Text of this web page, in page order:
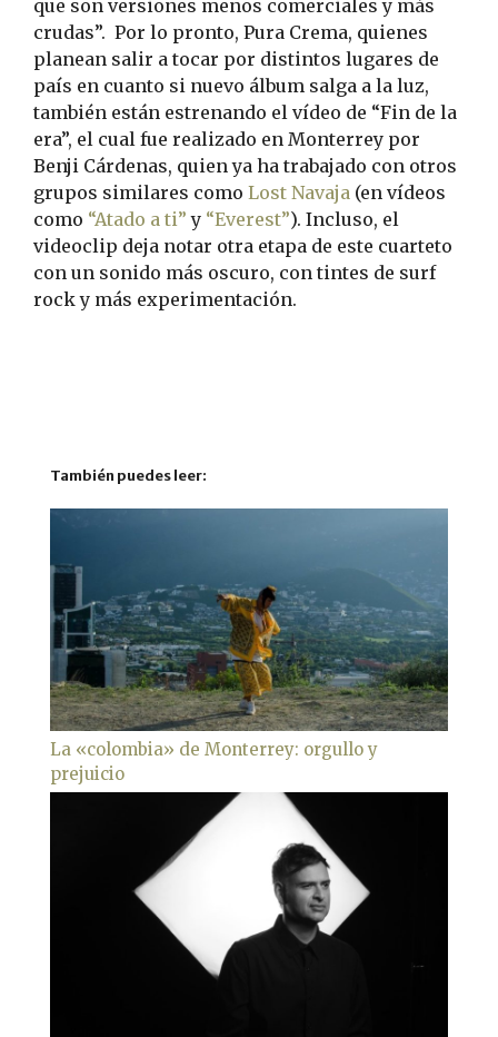
que son versiones menos comerciales y más
crudas”. Por lo pronto, Pura Crema, quienes
planean salir a tocar por distintos lugares de
país en cuanto si nuevo álbum salga a la luz,
también están estrenando el vídeo de “Fin de la
era”, el cual fue realizado en Monterrey por
Benji Cárdenas, quien ya ha trabajado con otros
grupos similares como Lost Navaja (en vídeos
como “Atado a ti” y “Everest”). Incluso, el
videoclip deja notar otra etapa de este cuarteto
con un sonido más oscuro, con tintes de surf
rock y más experimentación.
También puedes leer:
La «colombia» de Monterrey: orgullo y
prejuicio